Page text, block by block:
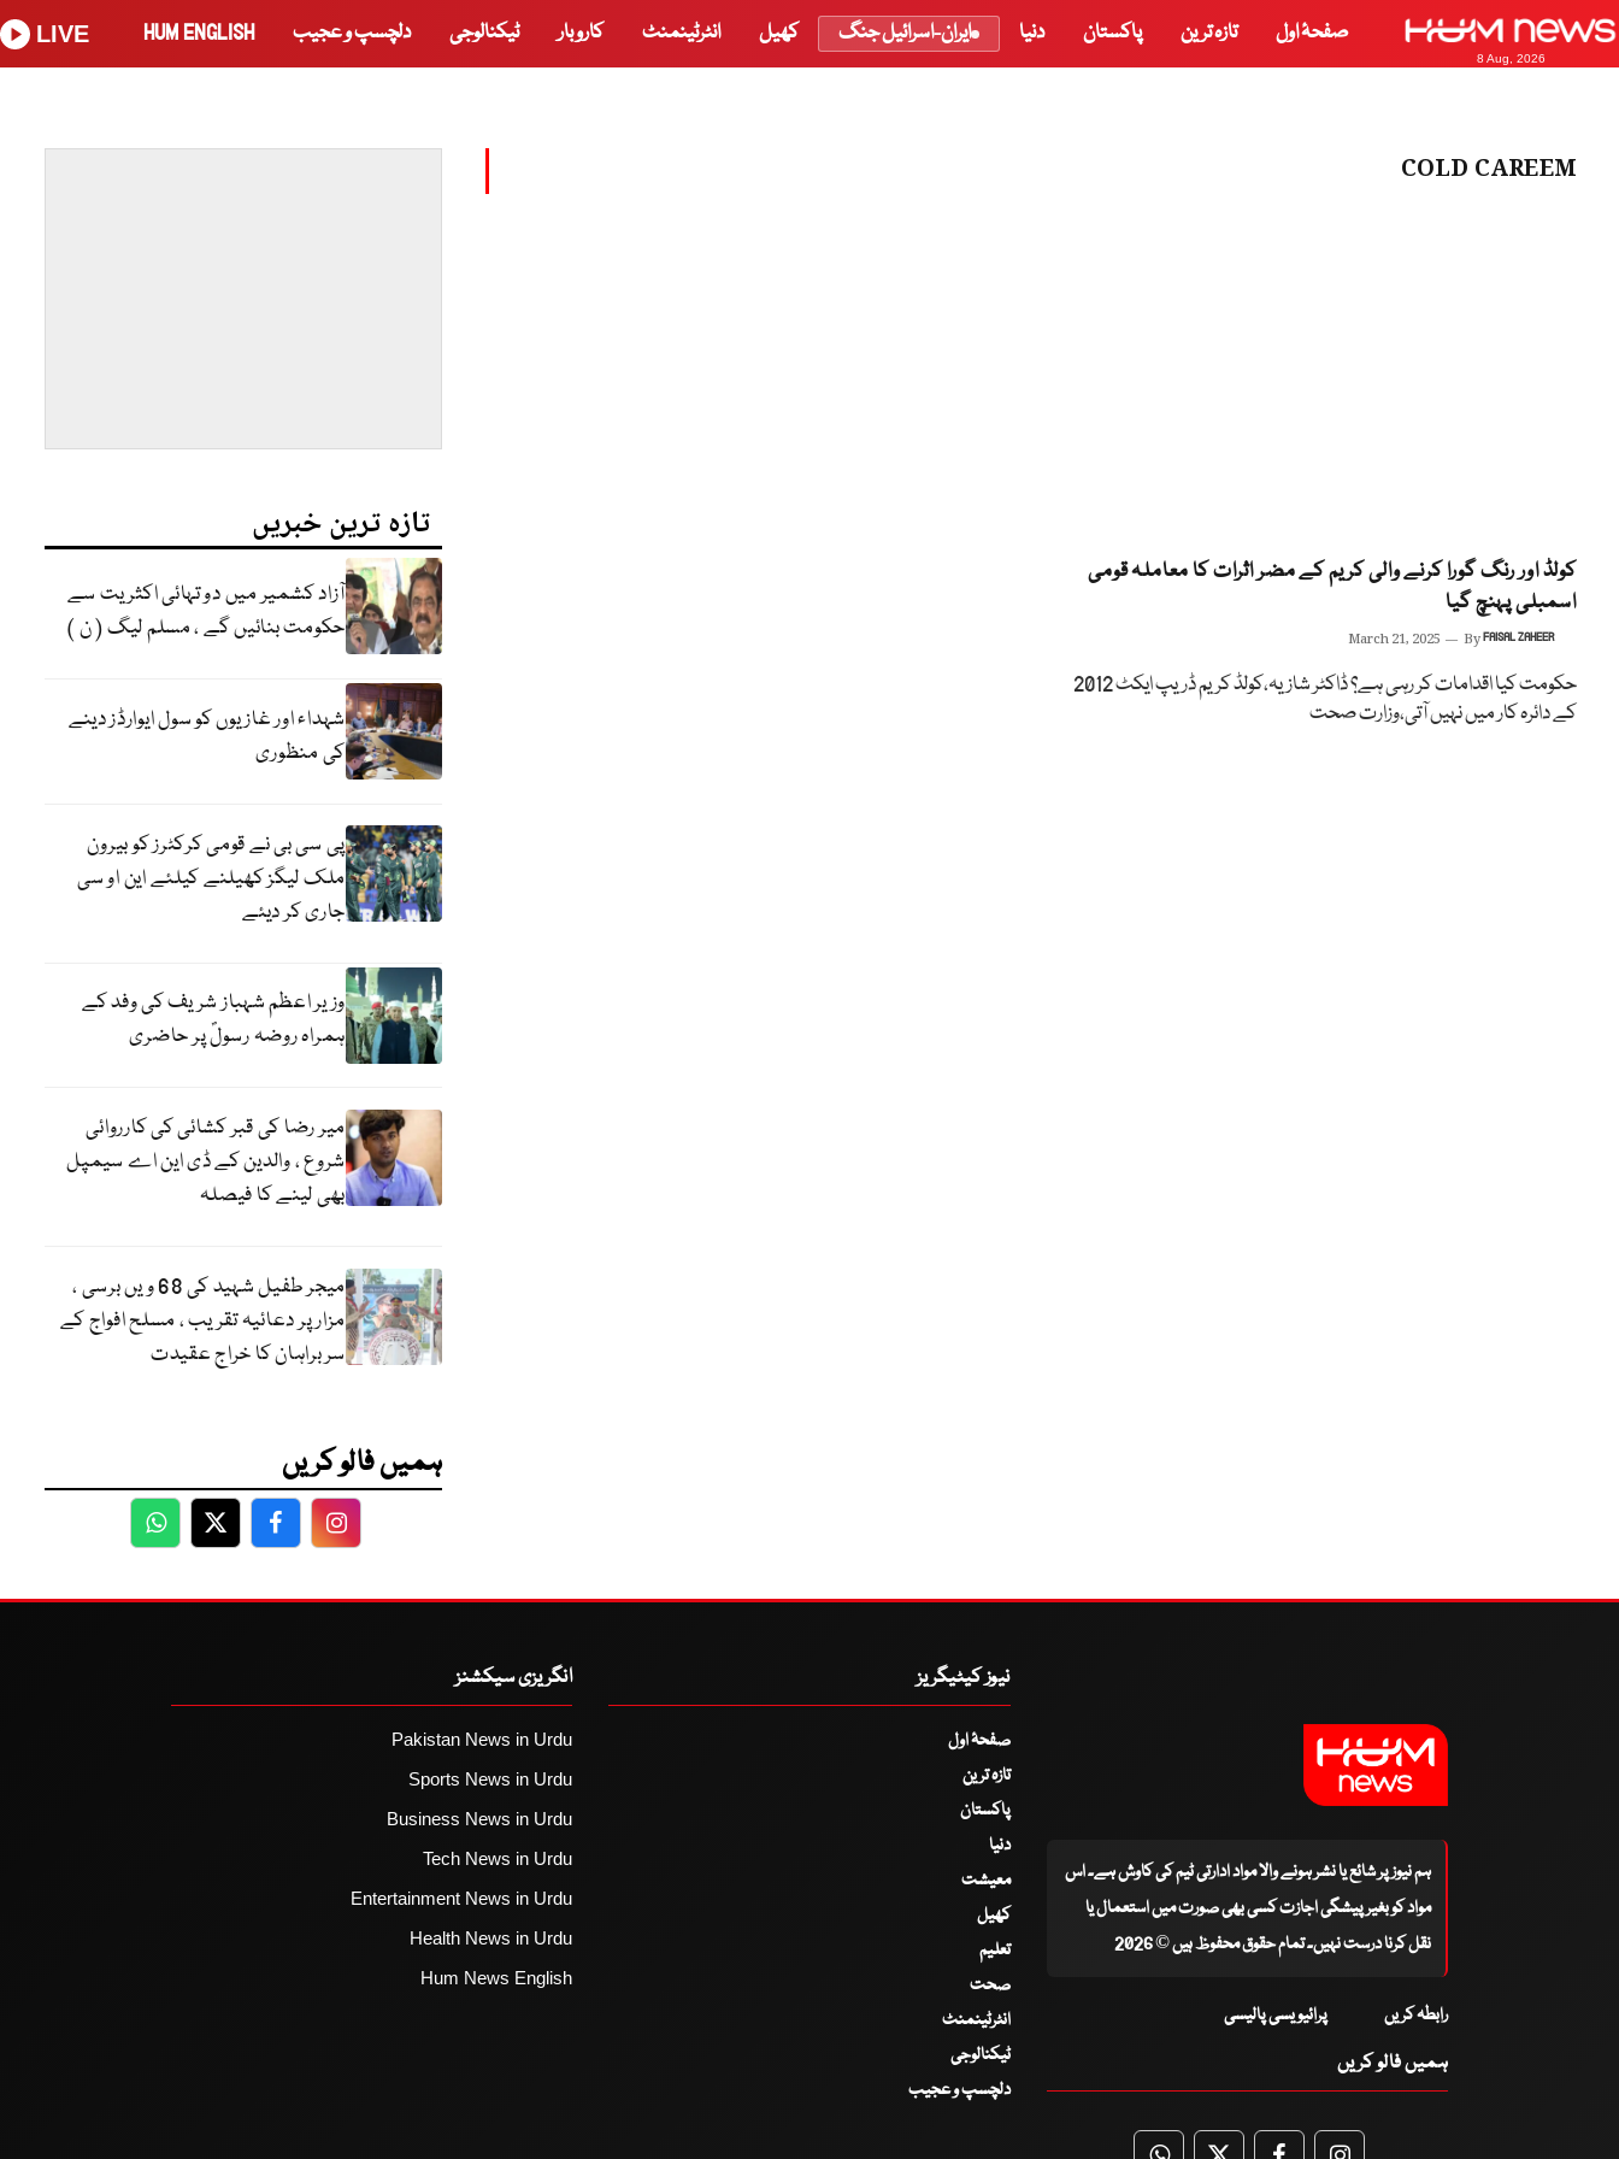
8 Aug, 2026
صفحۂ اول تازہ ترین پاکستان دنیا ایران-اسرائیل جنگ کھیل انٹرٹینمنٹ کاروبار ٹیکنالوجی دلچسپ و عجیب HUM ENGLISH
LIVE
COLD CAREEM
کولڈ اور رنگ گورا کرنے والی کریم کے مضر اثرات کا معاملہ قومی
اسمبلی پہنچ گیا
March 21, 2025 ByFAISAL ZAHEER
حکومت کیا اقدامات کر رہی ہے؟ ڈاکٹر شازیہ،کولڈ کریم ڈریپ ایکٹ 2012
کے دائرہ کار میں نہیں آتی،وزارت صحت
تازہ ترین خبریں
آزاد کشمیر میں دو تہائی اکثریت سے
حکومت بنائیں گے ، مسلم لیگ ( ن )
شہداء اور غازیوں کو سول ایوارڈز دینے
کی منظوری
پی سی بی نے قومی کرکٹرز کو بیرون
ملک لیگز کھیلنے کیلئے این او سی
جاری کر دیئے
وزیر اعظم شہباز شریف کی وفد کے
ہمراہ روضہ رسولؐ پر حاضری
میر رضا کی قبر کشائی کی کارروائی
شروع ، والدین کے ڈی این اے سیمپل
بھی لینے کا فیصلہ
میجر طفیل شہید کی 68 ویں برسی ،
مزار پر دعائیہ تقریب ، مسلح افواج کے
سربراہان کا خراج عقیدت
ہمیں فالو کریں
WhatsApp
TwitterFacebookFacebook
ہم نیوز پر شائع یا نشر ہونے والا مواد ادارتی ٹیم کی کاوش ہے۔ اس
مواد کو بغیر پیشگی اجازت کسی بھی صورت میں استعمال یا
نقل کرنا درست نہیں۔ تمام حقوق محفوظ ہیں © 2026
رابطہ کریں پرائیویسی پالیسی
ہمیں فالو کریں
نیوز کیٹیگریز
صفحۂ اول
تازہ ترین
پاکستان
دنیا
معیشت
کھیل
تعلیم
صحت
انٹرٹینمنٹ
ٹیکنالوجی
دلچسپ و عجیب
انگریزی سیکشنز
Pakistan News in Urdu
Sports News in Urdu
Business News in Urdu
Tech News in Urdu
Entertainment News in Urdu
Health News in Urdu
Hum News English